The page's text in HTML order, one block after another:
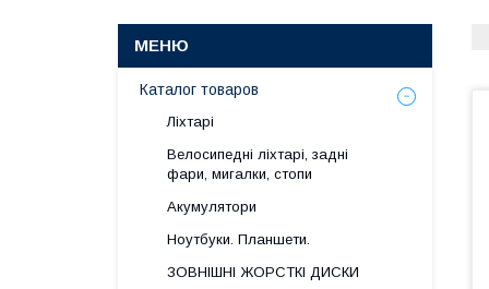
Каталог товаров
Ліхтарі
Велосипедні ліхтарі, задні
фари, мигалки, стопи
Акумулятори
Ноутбуки. Планшети.
ЗОВНІШНІ ЖОРСТКІ ДИСКИ